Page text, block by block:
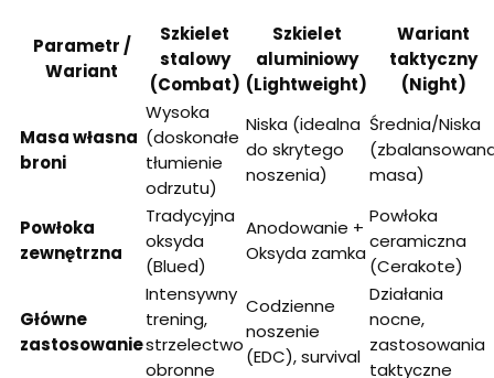
Parametr /
Wariant
Szkielet
stalowy
(Combat)
Szkielet
aluminiowy
(Lightweight)
Wariant
taktyczny
(Night)
Masa własna
broni
Wysoka
(doskonałe
tłumienie
odrzutu)
Niska (idealna
do skrytego
noszenia)
Średnia/Niska
masa)
Powłoka
zewnętrzna
Tradycyjna
oksyda
(Blued)
Anodowanie +
Oksyda zamka
Powłoka
ceramiczna
(Cerakote)
Główne
zastosowanie
Intensywny
trening,
strzelectwo
obronne
Codzienne
noszenie
(EDC), survival
Działania
nocne,
zastosowania
taktyczne